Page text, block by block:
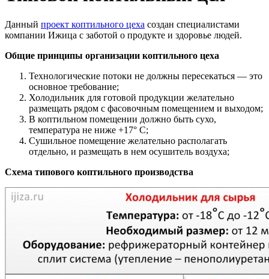
Данный проект коптильного цеха создан специалистами
компании Ижица с заботой о продукте и здоровье людей.
Общие принципы организации коптильного цеха
Технологические потоки не должны пересекаться — это
основное требование;
Холодильник для готовой продукции желательно
размещать рядом с фасовочным помещением и выходом;
В коптильном помещении должно быть сухо,
температура не ниже +17° С;
Сушильное помещение желательно располагать
отдельно, и размещать в нем осушитель воздуха;
Схема типового коптильного производства